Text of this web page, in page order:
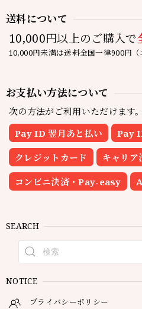
送料について
10,000円以上のご購入で
10,000円未満は送料全国一律900円（
お支払い方法について
次の方法がご利用いただけます。
Pay ID 翌月あと払い
Pay
クレジットカード キャリア
コンビニ決済・Pay-easy
SEARCH
NOTICE
プライバシーポリシー